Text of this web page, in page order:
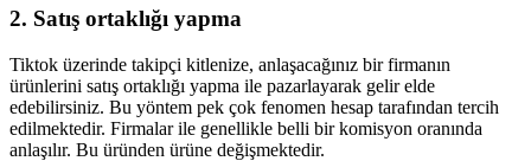
2. Satış ortaklığı yapma
Tiktok üzerinde takipçi kitlenize, anlaşacağınız bir firmanın
ürünlerini satış ortaklığı yapma ile pazarlayarak gelir elde
edebilirsiniz. Bu yöntem pek çok fenomen hesap tarafından tercih
edilmektedir. Firmalar ile genellikle belli bir komisyon oranında
anlaşılır. Bu üründen ürüne değişmektedir.